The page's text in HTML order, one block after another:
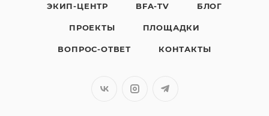
ЭКИП-ЦЕНТР BFA-TV БЛОГ
ПРОЕКТЫ ПЛОЩАДКИ
ВОПРОС-ОТВЕТ КОНТАКТЫ